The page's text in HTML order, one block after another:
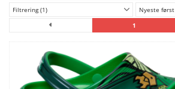
LEGO FAVORITTER
1
Filtrering (1)
Nyeste først